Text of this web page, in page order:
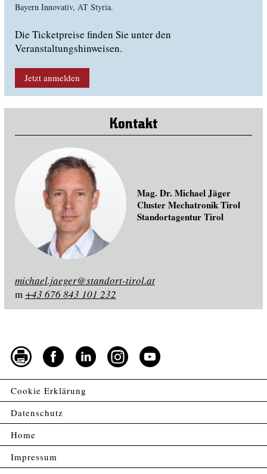
Bayern Innovativ, AT Styria.
Die Ticketpreise finden Sie unter den
Veranstaltungshinweisen.
Jetzt anmelden
Kontakt
Mag. Dr. Michael Jäger
Cluster Mechatronik Tirol
Standortagentur Tirol
michael.jaeger@standort-tirol.at
m+43 676 843 101 232
Cookie Erklärung
Datenschutz
Home
Impressum